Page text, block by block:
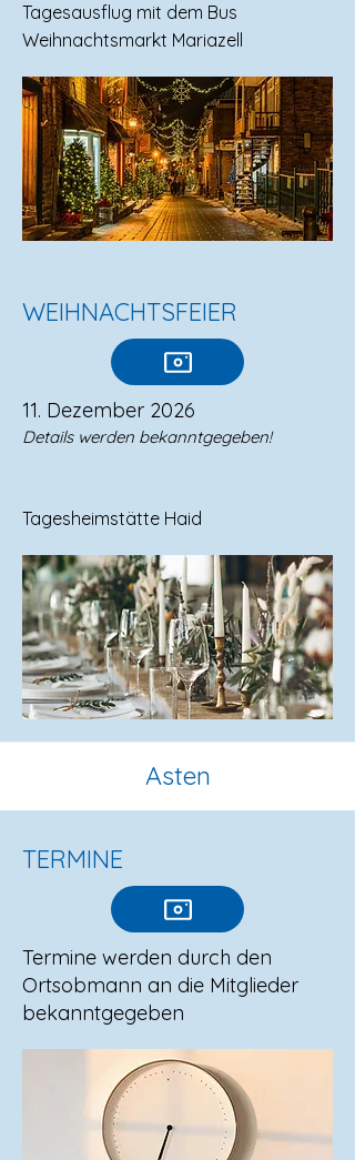
Tagesausflug mit dem Bus
Weihnachtsmarkt Mariazell
WEIHNACHTSFEIER
11. Dezember 2026
Details werden bekanntgegeben!
Tagesheimstätte Haid
Asten
TERMINE
Termine werden durch den
Ortsobmann an die Mitglieder
bekanntgegeben